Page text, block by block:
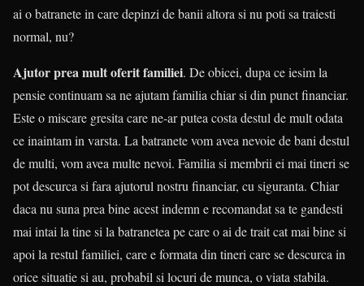
ai o batranete in care depinzi de banii altora si nu poti sa traiesti
normal, nu?
Ajutor prea mult oferit familiei. De obicei, dupa ce iesim la
pensie continuam sa ne ajutam familia chiar si din punct financiar.
Este o miscare gresita care ne-ar putea costa destul de mult odata
ce inaintam in varsta. La batranete vom avea nevoie de bani destul
de multi, vom avea multe nevoi. Familia si membrii ei mai tineri se
pot descurca si fara ajutorul nostru financiar, cu siguranta. Chiar
daca nu suna prea bine acest indemn e recomandat sa te gandesti
mai intai la tine si la batranetea pe care o ai de trait cat mai bine si
apoi la restul familiei, care e formata din tineri care se descurca in
orice situatie si au, probabil si locuri de munca, o viata stabila.